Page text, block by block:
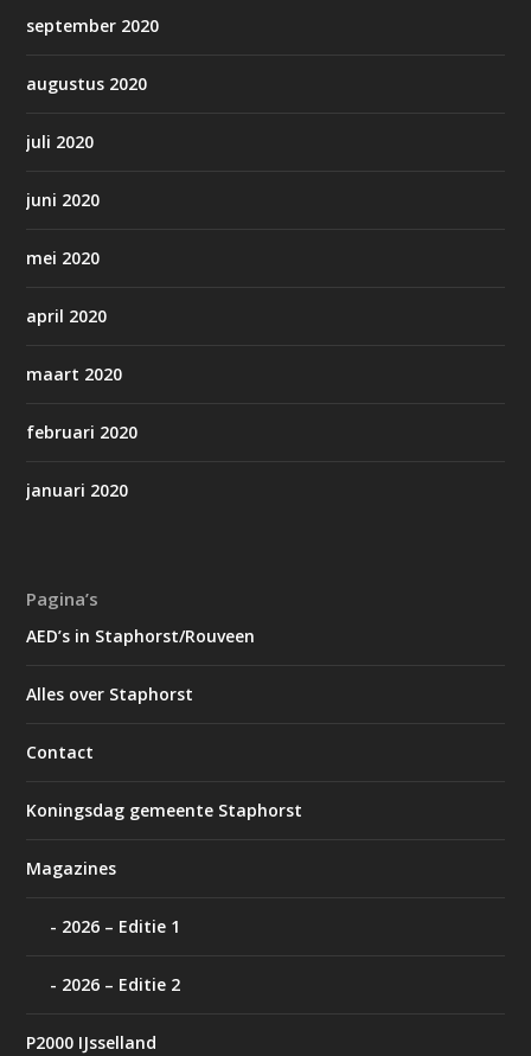
september 2020
augustus 2020
juli 2020
juni 2020
mei 2020
april 2020
maart 2020
februari 2020
januari 2020
Pagina’s
AED’s in Staphorst/Rouveen
Alles over Staphorst
Contact
Koningsdag gemeente Staphorst
Magazines
2026 – Editie 1
2026 – Editie 2
P2000 IJsselland